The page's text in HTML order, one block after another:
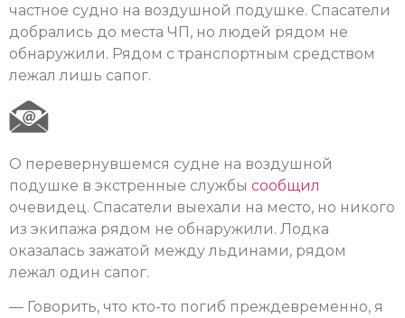
частное судно на воздушной подушке. Спасатели
добрались до места ЧП, но людей рядом не
обнаружили. Рядом с транспортным средством
лежал лишь сапог.
О перевернувшемся судне на воздушной
подушке в экстренные службы сообщил
очевидец. Спасатели выехали на место, но никого
из экипажа рядом не обнаружили. Лодка
оказалась зажатой между льдинами, рядом
лежал один сапог.
— Говорить, что кто-то погиб преждевременно, я